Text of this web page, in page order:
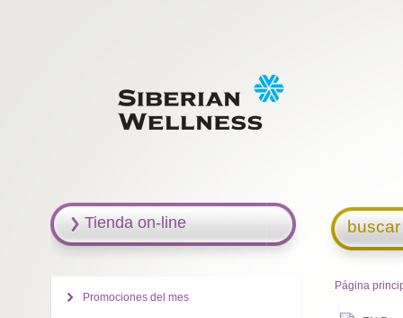
Página
Tienda on-line
Promociones del mes